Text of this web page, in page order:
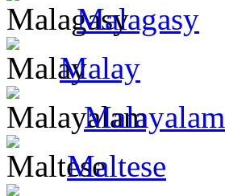
Malagasy
Malay
Malayalam
Maltese